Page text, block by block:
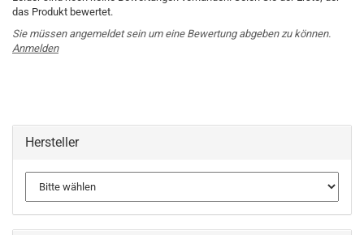
das Produkt bewertet.
Sie müssen angemeldet sein um eine Bewertung abgeben zu können.
Anmelden
Hersteller